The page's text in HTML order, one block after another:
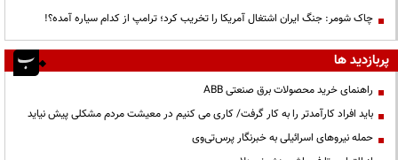
چاک شومر: جنگ ایران اشتغال آمریکا را تخریب کرد؛ ترامپ از کدام سیاره آمده؟!
پربازدید ها
راهنمای خرید محصولات برق صنعتی ABB
باید افراد کارآمدتر را به کار گرفت/ کاری می کنیم در معیشت مردم مشکلی پیش نیاید
حمله نیروهای اسرائیلی به خبرنگار پرس‌تی‌وی